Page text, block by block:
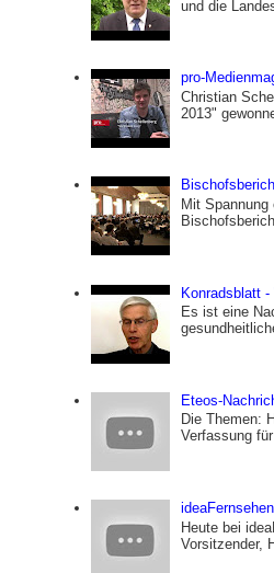
und die
pro-
Christian
2013"
Mit
Konradsblatt
Es ist eine
Eteos-
Die Themen:
Verfassung
Heute bei
Vorsitzender,